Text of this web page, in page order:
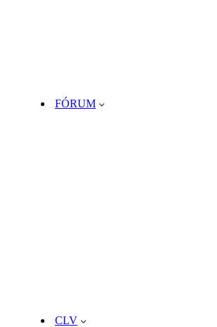
FÓRUM
CLV